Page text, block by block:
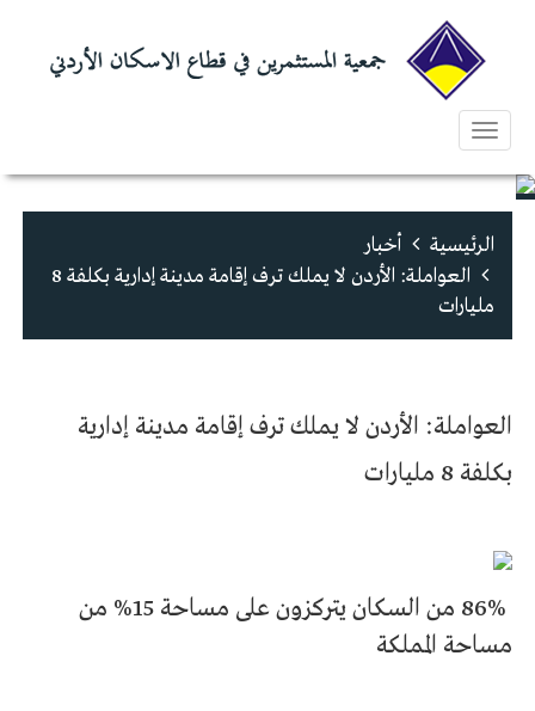
Toggle
navigation
الرئيسية
أخبار
العواملة: الأردن لا يملك ترف إقامة مدينة إدارية بكلفة 8
مليارات
العواملة: الأردن لا يملك ترف إقامة مدينة إدارية
بكلفة 8 مليارات
86% من السكان يتركزون على مساحة 15% من
مساحة المملكة